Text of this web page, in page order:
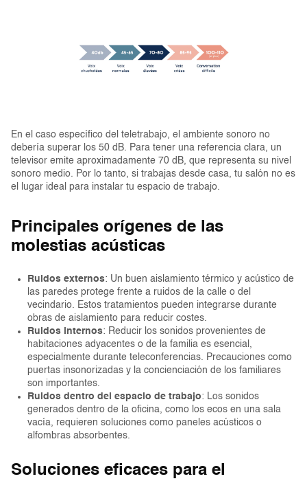
En el caso específico del teletrabajo, el ambiente sonoro no
debería superar los 50 dB. Para tener una referencia clara, un
televisor emite aproximadamente 70 dB, que representa su nivel
sonoro medio. Por lo tanto, si trabajas desde casa, tu salón no es
el lugar ideal para instalar tu espacio de trabajo.
Principales orígenes de las
molestias acústicas
Ruidos externos: Un buen aislamiento térmico y acústico de
las paredes protege frente a ruidos de la calle o del
vecindario. Estos tratamientos pueden integrarse durante
obras de aislamiento para reducir costes.
Ruidos internos: Reducir los sonidos provenientes de
habitaciones adyacentes o de la familia es esencial,
especialmente durante teleconferencias. Precauciones como
puertas insonorizadas y la concienciación de los familiares
son importantes.
Ruidos dentro del espacio de trabajo: Los sonidos
generados dentro de la oficina, como los ecos en una sala
vacía, requieren soluciones como paneles acústicos o
alfombras absorbentes.
Soluciones eficaces para el